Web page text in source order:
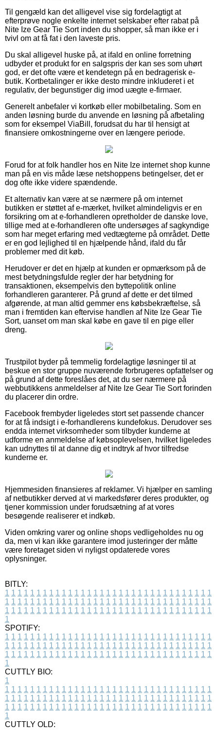
Til gengæld kan det alligevel vise sig fordelagtigt at
efterprøve nogle enkelte internet selskaber efter rabat på
Nite Ize Gear Tie Sort inden du shopper, så man ikke er i
tvivl om at få fat i den laveste pris.
Du skal alligevel huske på, at ifald en online forretning
udbyder et produkt for en salgspris der kan ses som uhørt
god, er det ofte være et kendetegn på en bedragerisk e-
butik. Kortbetalinger er ikke desto mindre inkluderet i et
regulativ, der begunstiger dig imod uægte e-firmaer.
Generelt anbefaler vi kortkøb eller mobilbetaling. Som en
anden løsning burde du anvende en løsning på afbetaling
som for eksempel ViaBill, forudsat du har til hensigt at
finansiere omkostningerne over en længere periode.
Forud for at folk handler hos en Nite Ize internet shop kunne
man på en vis måde læse netshoppens betingelser, det er
dog ofte ikke videre spændende.
Et alternativ kan være at se nærmere på om internet
butikken er støttet af e-mærket, hvilket almindeligvis er en
forsikring om at e-forhandleren opretholder de danske love,
tillige med at e-forhandleren ofte undersøges af sagkyndige
som har meget erfaring med vedtægterne på området. Dette
er en god lejlighed til en hjælpende hånd, ifald du får
problemer med dit køb.
Herudover er det en hjælp at kunden er opmærksom på de
mest betydningsfulde regler der har betydning for
transaktionen, eksempelvis den byttepolitik online
forhandleren garanterer. På grund af dette er det tilmed
afgørende, at man altid gemmer ens købsbekræftelse, så
man i fremtiden kan eftervise handlen af Nite Ize Gear Tie
Sort, uanset om man skal købe en gave til en pige eller
dreng.
Trustpilot byder på temmelig fordelagtige løsninger til at
beskue en stor gruppe nuværende forbrugeres opfattelser og
på grund af dette foreslåes det, at du ser nærmere på
webbutikkens anmeldelser af Nite Ize Gear Tie Sort forinden
du placerer din ordre.
Facebook frembyder ligeledes stort set passende chancer
for at få indsigt i e-forhandlerens kundefokus. Derudover ses
endda internet virksomheder som tilbyder kunderne at
udforme en anmeldelse af købsoplevelsen, hvilket ligeledes
kan udnyttes til at danne dig et indtryk af hvor tilfredse
kunderne er.
Hjemmesiden finansieres af reklamer. Vi hjælper en samling
af netbutikker derved at vi markedsfører deres produkter, og
tjener kommission under forudsætning af at vores
besøgende realiserer et indkøb.
Viden omkring varer og online shops vedligeholdes nu og
da, men vi kan ikke garantere imod justeringer der måtte
være foretaget siden vi nyligst opdaterede vores
oplysninger.
BITLY:
1 1 1 1 1 1 1 1 1 1 1 1 1 1 1 1 1 1 1 1 1 1 1 1 1 1 1 1 1 1 1 1 1
1 1 1 1 1 1 1 1 1 1 1 1 1 1 1 1 1 1 1 1 1 1 1 1 1 1 1 1 1 1 1 1 1
1 1 1 1 1 1 1 1 1 1 1 1 1 1 1 1 1 1 1 1 1 1 1 1 1 1 1 1 1 1 1 1 1
1
SPOTIFY:
1 1 1 1 1 1 1 1 1 1 1 1 1 1 1 1 1 1 1 1 1 1 1 1 1 1 1 1 1 1 1 1 1
1 1 1 1 1 1 1 1 1 1 1 1 1 1 1 1 1 1 1 1 1 1 1 1 1 1 1 1 1 1 1 1 1
1 1 1 1 1 1 1 1 1 1 1 1 1 1 1 1 1 1 1 1 1 1 1 1 1 1 1 1 1 1 1 1 1
1
CUTTLY BIO:
1
1 1 1 1 1 1 1 1 1 1 1 1 1 1 1 1 1 1 1 1 1 1 1 1 1 1 1 1 1 1 1 1 1
1 1 1 1 1 1 1 1 1 1 1 1 1 1 1 1 1 1 1 1 1 1 1 1 1 1 1 1 1 1 1 1 1
1 1 1 1 1 1 1 1 1 1 1 1 1 1 1 1 1 1 1 1 1 1 1 1 1 1 1 1 1 1 1 1 1
1
CUTTLY OLD: